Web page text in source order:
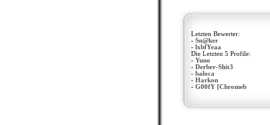
Letzten Bewerter:
- Sn@ker
- lxbfYeaa
Die Letzten 5 Profile:
- Yuno
- Derber-Shit3
- baloca
- Harkon
- G00fY [Chromeb